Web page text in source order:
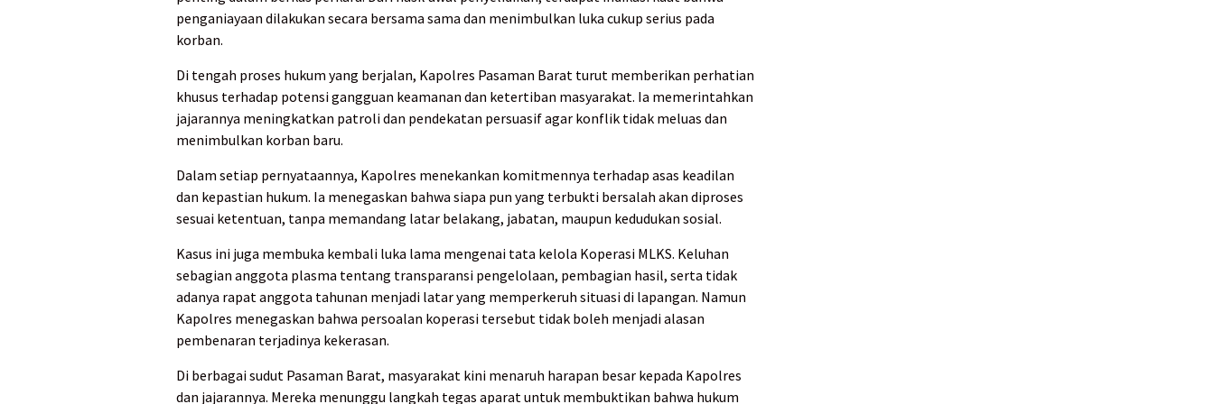
penganiayaan dilakukan secara bersama sama dan menimbulkan luka cukup serius pada
korban.
Di tengah proses hukum yang berjalan, Kapolres Pasaman Barat turut memberikan perhatian
khusus terhadap potensi gangguan keamanan dan ketertiban masyarakat. Ia memerintahkan
jajarannya meningkatkan patroli dan pendekatan persuasif agar konflik tidak meluas dan
menimbulkan korban baru.
Dalam setiap pernyataannya, Kapolres menekankan komitmennya terhadap asas keadilan
dan kepastian hukum. Ia menegaskan bahwa siapa pun yang terbukti bersalah akan diproses
sesuai ketentuan, tanpa memandang latar belakang, jabatan, maupun kedudukan sosial.
Kasus ini juga membuka kembali luka lama mengenai tata kelola Koperasi MLKS. Keluhan
sebagian anggota plasma tentang transparansi pengelolaan, pembagian hasil, serta tidak
adanya rapat anggota tahunan menjadi latar yang memperkeruh situasi di lapangan. Namun
Kapolres menegaskan bahwa persoalan koperasi tersebut tidak boleh menjadi alasan
pembenaran terjadinya kekerasan.
Di berbagai sudut Pasaman Barat, masyarakat kini menaruh harapan besar kepada Kapolres
dan jajarannya. Mereka menunggu langkah tegas aparat untuk membuktikan bahwa hukum